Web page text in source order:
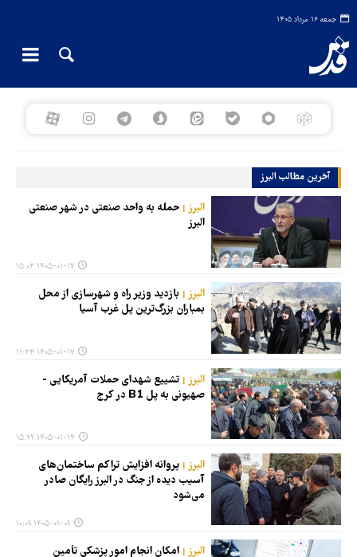
جمعه ۱۶ مرداد ۱۴۰۵
آخرین مطالب البرز
البرز حمله به واحد صنعتی در شهر صنعتی
البرز
۱۴۰۵-۰۱-۱۷ ۱۵:۰۳
البرز
بازدید وزیر راه و شهرسازی از محل
بمباران بزرگ‌ترین پل غرب آسیا
۱۴۰۵-۰۱-۱۷ ۱۱:۳۴
البرز
تشییع شهدای حملات آمریکایی -
صهیونی به پل B1 در کرج
۱۴۰۵-۰۱-۱۴ ۱۵:۲۲
البرز پروانه افزایش تراکم ساختمان‌های
آسیب دیده از جنگ در البرز رایگان صادر
می‌شود
۱۴۰۵-۰۱-۰۹ ۱۰:۰۹
البرز امکان انجام امور پزشکی تأمین